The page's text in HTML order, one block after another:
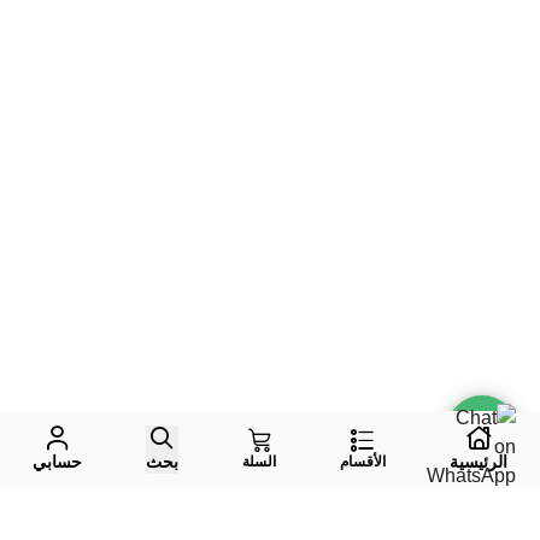
الرئيسية الأقسام السلة بحث حسابي